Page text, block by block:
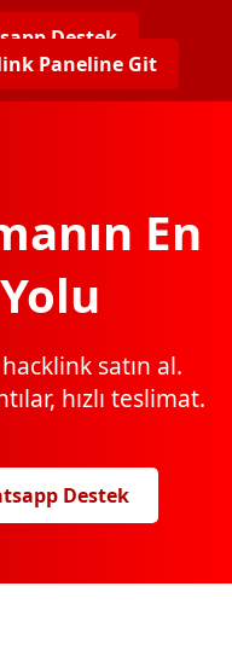
Destek
Paneline Git
En
satın al.
hızlı teslimat.
Destek